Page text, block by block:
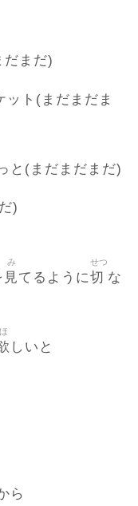
だまだ)
ット(まだまだま
と(まだまだまだ)
)
見
み
てるように切
せつ
な
ほ
しいと
ら